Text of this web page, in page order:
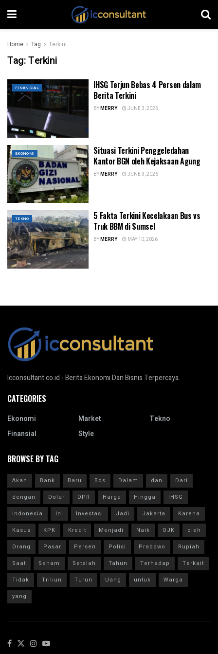
Home Tag Terkini
Tag:Terkini
FINANSIAL
IHSG Terjun Bebas 4 Persen dalam
Berita Terkini
BYMERRY JUNE 3, 2026
EKONOMI
Situasi Terkini Penggeledahan
Kantor BGN oleh Kejaksaan Agung
BYMERRY JUNE 3, 2026
TEKNO
5 Fakta Terkini Kecelakaan Bus vs
Truk BBM di Sumsel
BYMERRY MAY 10, 2026
Icconsultant.co.id - Berita Ekonomi Dan Bisnis Terpercaya.
CATEGORIES
Ekonomi
Finansial
Market
Style
Tekno
BROWSE BY TAG
Akan Bank Baru Bos Dalam dan
Dari
dengan
Dolar DPR Harga Hingga
IHSG
Indonesia
Ini Investasi Jadi Jakarta
Karena
Kasus
KPK Kredit Menjadi Naik OJK
oleh
Orang
Pasar Persen Polisi Prabowo
Rupiah
Saat
Saham Setelah Tahun Terhadap
Terkait
Tidak
Triliun Turun Uang untuk
Warga
yang